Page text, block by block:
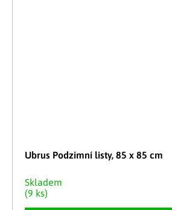
Ubrus Podzimní listy, 85 x 85 cm
Skladem
(9 ks)